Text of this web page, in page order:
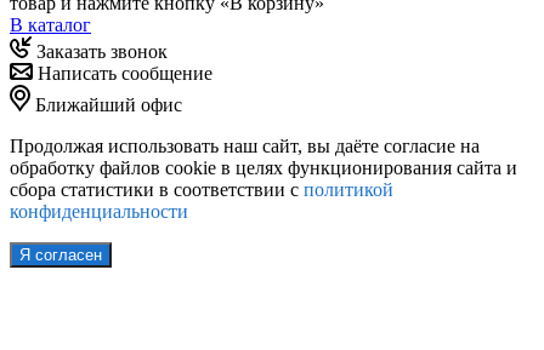
В каталог
Заказать звонок
Написать сообщение
Ближайший офис
Продолжая использовать наш сайт, вы даёте согласие на
обработку файлов cookie в целях функционирования сайта и
сбора статистики в соответствии с политикой
конфиденциальности
Я согласен